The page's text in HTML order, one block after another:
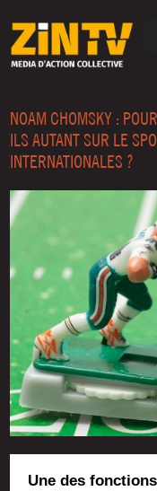
NOAM CHOMSKY :
ILS AUTANT SUR LE
INTERNATIONALES ?
Une des